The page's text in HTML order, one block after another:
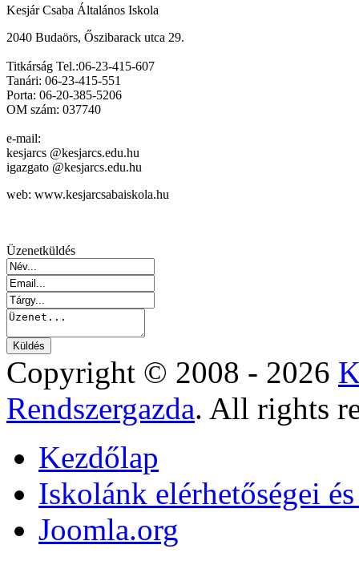
Kesjár Csaba Általános Iskola
2040 Budaörs, Őszibarack utca 29.
Titkárság Tel.:06-23-415-607
Tanári: 06-23-415-551
Porta: 06-20-385-5206
OM szám: 037740
e-mail:
kesjarcs @kesjarcs.edu.hu
igazgato @kesjarcs.edu.hu
web: www.kesjarcsabaiskola.hu
Üzenetküldés
Copyright © 2008 - 2026
Rendszergazda. All rights
Kezdőlap
Iskolánk elérhetőségei
Joomla.org